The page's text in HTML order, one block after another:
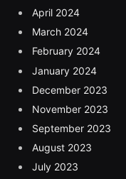
April 2024
March 2024
February 2024
January 2024
December 2023
November 2023
September 2023
August 2023
July 2023